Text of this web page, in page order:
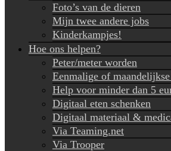
Foto’s van de dieren
Mijn twee andere jobs
Kinderkampjes!
Hoe ons helpen?
Peter/meter worden
Eenmalige of
Help voor minder dan 5
Digitaal eten schenken
Digitaal materiaal &
Via Teaming.net
Via Trooper